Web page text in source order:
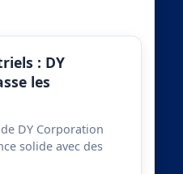
: DY
les
DY Corporation
solide avec des